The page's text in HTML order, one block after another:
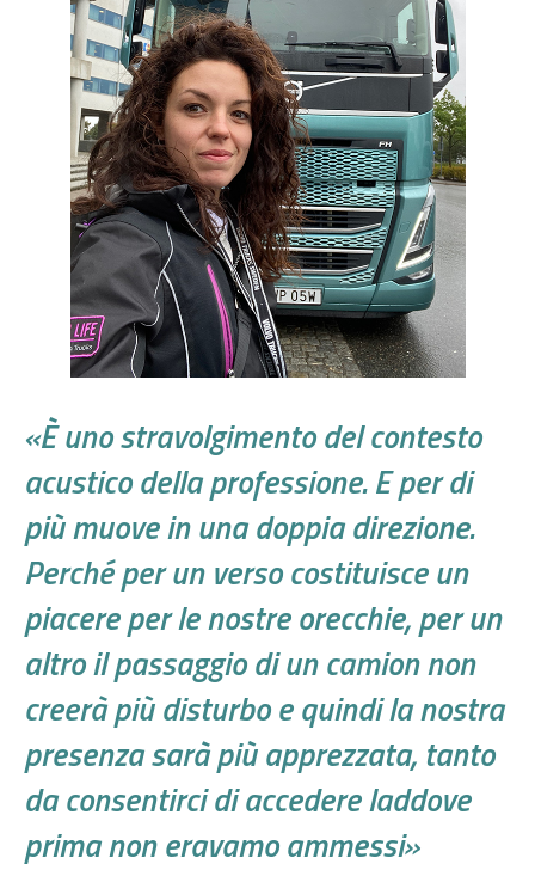
«È uno stravolgimento del contesto
acustico della professione. E per di
più muove in una doppia direzione.
Perché per un verso costituisce un
piacere per le nostre orecchie, per un
altro il passaggio di un camion non
creerà più disturbo e quindi la nostra
presenza sarà più apprezzata, tanto
da consentirci di accedere laddove
prima non eravamo ammessi»